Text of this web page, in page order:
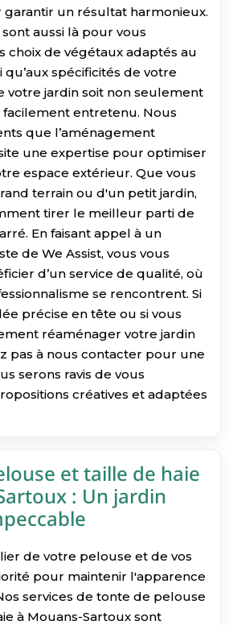
un résultat harmonieux.
aussi là pour vous
choix de végétaux adaptés au
qu’aux spécificités de votre
votre jardin soit non seulement
facilement entretenu. Nous
que l’aménagement
une expertise pour optimiser
espace extérieur. Que vous
terrain ou d'un petit jardin,
tirer le meilleur parti de
En faisant appel à un
de We Assist, vous vous
d’un service de qualité, où
se rencontrent. Si
précise en tête ou si vous
réaménager votre jardin
pas à nous contacter pour une
serons ravis de vous
créatives et adaptées
et taille de haie
: Un jardin
de votre pelouse et de vos
pour maintenir l'apparence
services de tonte de pelouse
à Mouans-Sartoux sont